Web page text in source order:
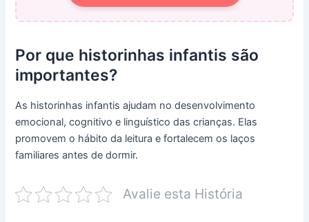
Por que historinhas infantis são
importantes?
As historinhas infantis ajudam no desenvolvimento
emocional, cognitivo e linguístico das crianças. Elas
promovem o hábito da leitura e fortalecem os laços
familiares antes de dormir.
Avalie esta História